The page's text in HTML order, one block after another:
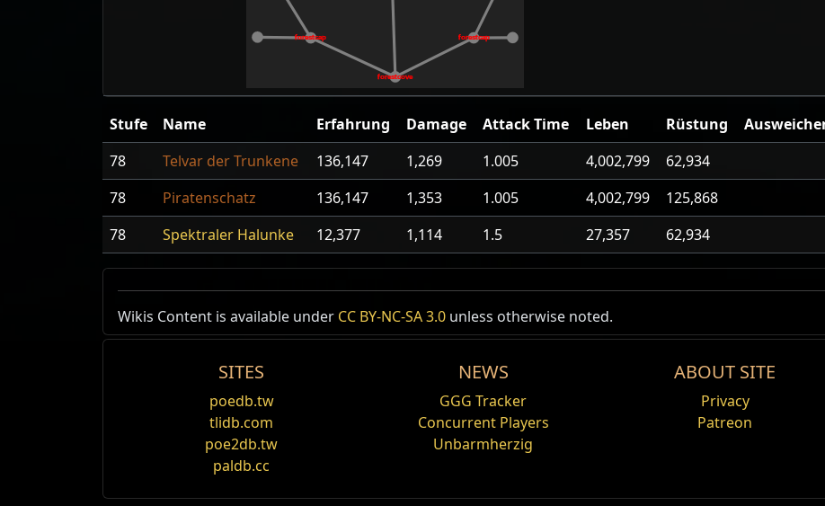
forestcove
forestcap forestcap
Stufe Name Erfahrung Damage Attack Time Leben Rüstung
78
Telvar der Trunkene 136,147 1,269 1.005 4,002,799 62,934
78
Piratenschatz 136,147 1,353 1.005 4,002,799 125,868
78
Spektraler Halunke 12,377 1,114 1.5 27,357 62,934
'Buchten'-Karte
Karten
persönlichen Kartenapparat verwendest. Karten können nur einmal verwendet
Wikis Content is available under CC BY-NC-SA 3.0 unless otherwise noted.
SITES
poedb.tw
tlidb.com
poe2db.tw
paldb.cc
NEWS
GGG Tracker
Concurrent Players
Unbarmherzig
ABOUT SITE
Privacy
Patreon